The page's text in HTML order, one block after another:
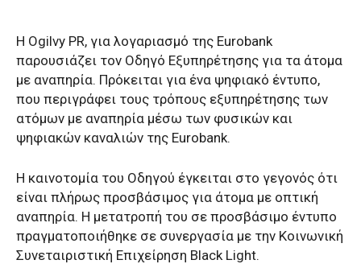
Η Ogilvy PR, για λογαριασμό της Eurobank
παρουσιάζει τον Οδηγό Εξυπηρέτησης για τα άτομα
με αναπηρία. Πρόκειται για ένα ψηφιακό έντυπο,
που περιγράφει τους τρόπους εξυπηρέτησης των
ατόμων με αναπηρία μέσω των φυσικών και
ψηφιακών καναλιών της Eurobank.
Η καινοτομία του Οδηγού έγκειται στο γεγονός ότι
είναι πλήρως προσβάσιμος για άτομα με οπτική
αναπηρία. Η μετατροπή του σε προσβάσιμο έντυπο
πραγματοποιήθηκε σε συνεργασία με την Κοινωνική
Συνεταιριστική Επιχείρηση Black Light.